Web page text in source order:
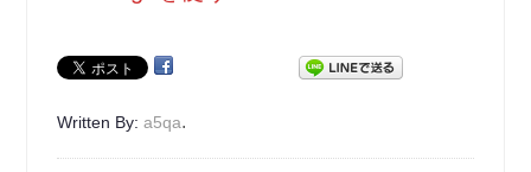
Written By:a5qa.